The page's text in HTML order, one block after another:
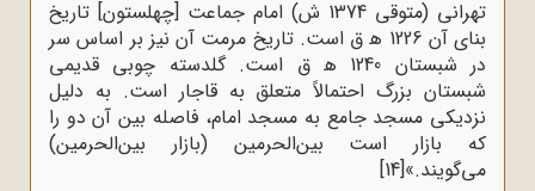
تهرانی (متوقی 1374 ش) امام جماعت [چهلستون] تاریخ
بنای آن 1226 ﻫ ق است. تاریخ مرمت آن نیز بر اساس سر
در شبستان 1240 ﻫ ق است. گلدسته چوبی قدیمی
شبستان بزرگ احتمالاً متعلق به قاجار است. به دلیل
نزدیکی مسجد جامع به مسجد امام، فاصله بین آن دو را
که بازار است بین‌الحرمین (بازار بین‌الحرمین)
می‌گویند.»[14]